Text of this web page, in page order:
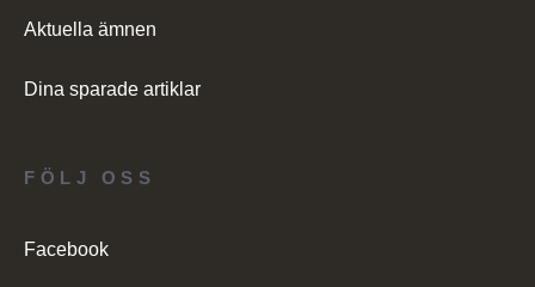
Aktuella ämnen
Dina sparade artiklar
FÖLJ OSS
Facebook